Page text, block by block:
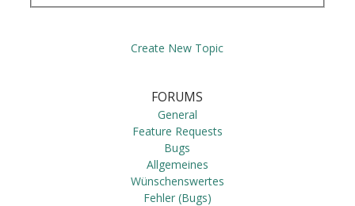
Create New Topic
FORUMS
General
Feature Requests
Bugs
Allgemeines
Wünschenswertes
Fehler (Bugs)